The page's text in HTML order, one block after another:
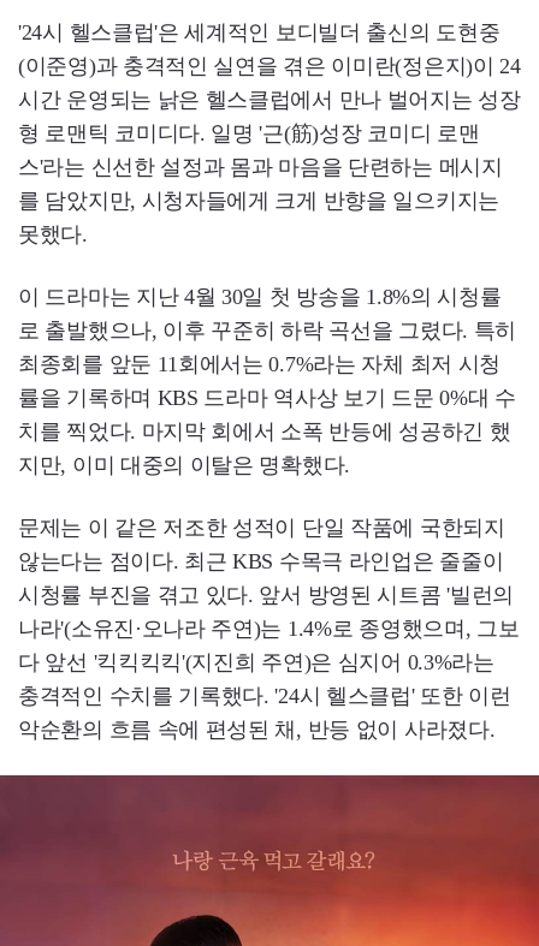
'24시 헬스클럽'은 세계적인 보디빌더 출신의 도현중
(이준영)과 충격적인 실연을 겪은 이미란(정은지)이 24
시간 운영되는 낡은 헬스클럽에서 만나 벌어지는 성장
형 로맨틱 코미디다. 일명 '근(筋)성장 코미디 로맨
스'라는 신선한 설정과 몸과 마음을 단련하는 메시지
를 담았지만, 시청자들에게 크게 반향을 일으키지는
못했다.
이 드라마는 지난 4월 30일 첫 방송을 1.8%의 시청률
로 출발했으나, 이후 꾸준히 하락 곡선을 그렸다. 특히
최종회를 앞둔 11회에서는 0.7%라는 자체 최저 시청
률을 기록하며 KBS 드라마 역사상 보기 드문 0%대 수
치를 찍었다. 마지막 회에서 소폭 반등에 성공하긴 했
지만, 이미 대중의 이탈은 명확했다.
문제는 이 같은 저조한 성적이 단일 작품에 국한되지
않는다는 점이다. 최근 KBS 수목극 라인업은 줄줄이
시청률 부진을 겪고 있다. 앞서 방영된 시트콤 '빌런의
나라'(소유진·오나라 주연)는 1.4%로 종영했으며, 그보
다 앞선 '킥킥킥킥'(지진희 주연)은 심지어 0.3%라는
충격적인 수치를 기록했다. '24시 헬스클럽' 또한 이런
악순환의 흐름 속에 편성된 채, 반등 없이 사라졌다.